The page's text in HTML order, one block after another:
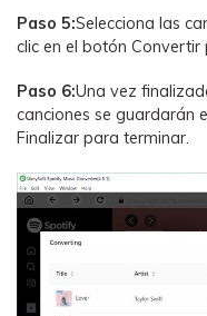
Paso 5:Selecciona las
clic en el botón Convertir
Paso 6:Una vez
canciones se guardarán
Finalizar para terminar.